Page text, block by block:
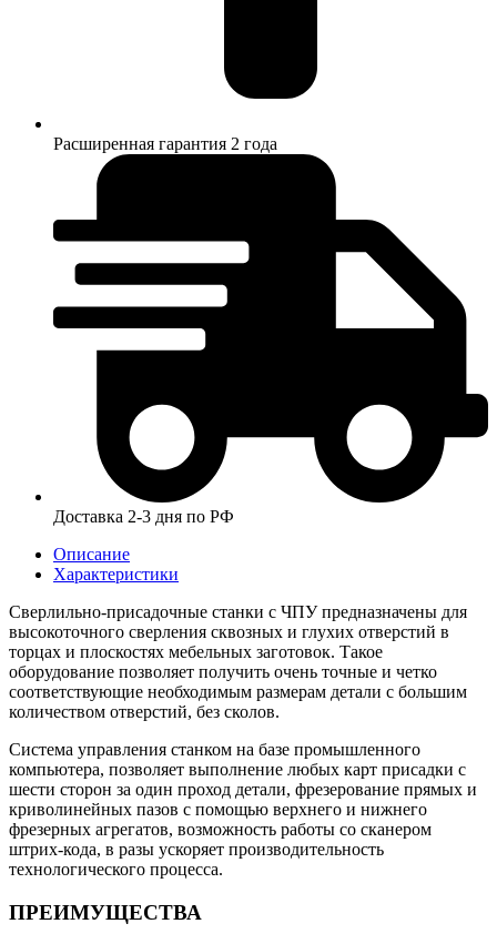
Расширенная гарантия 2 года
Доставка 2-3 дня по РФ
Описание
Характеристики
Сверлильно-присадочные станки с ЧПУ предназначены для
высокоточного сверления сквозных и глухих отверстий в
торцах и плоскостях мебельных заготовок. Такое
оборудование позволяет получить очень точные и четко
соответствующие необходимым размерам детали с большим
количеством отверстий, без сколов.
Система управления станком на базе промышленного
компьютера, позволяет выполнение любых карт присадки с
шести сторон за один проход детали, фрезерование прямых и
криволинейных пазов с помощью верхнего и нижнего
фрезерных агрегатов, возможность работы со сканером
штрих-кода, в разы ускоряет производительность
технологического процесса.
ПРЕИМУЩЕСТВА